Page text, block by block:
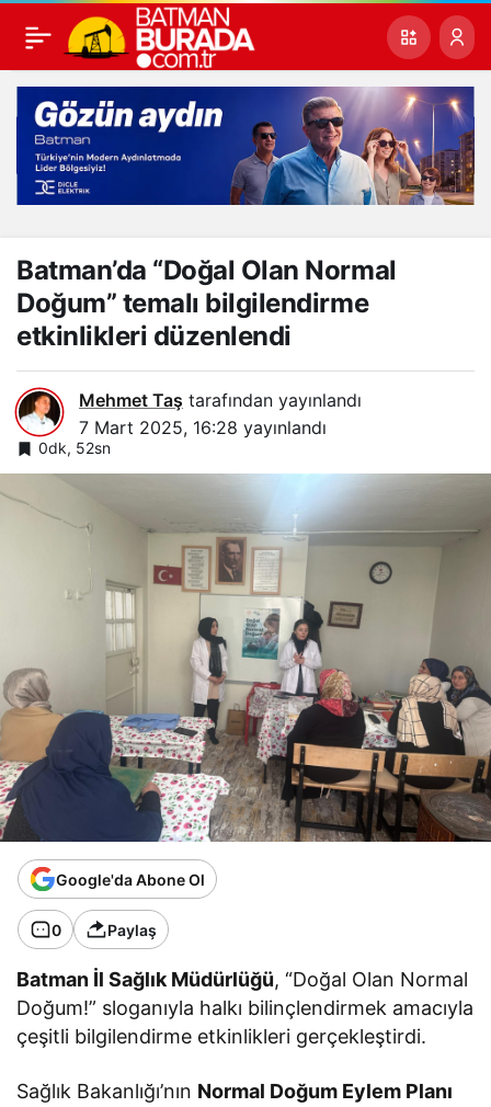
Batman’da “Doğal Olan Normal
Doğum” temalı bilgilendirme
etkinlikleri düzenlendi
Mehmet Taş tarafından yayınlandı
7 Mart 2025, 16:28 yayınlandı
0dk, 52sn
Google'da Abone Ol
0 Paylaş
Batman İl Sağlık Müdürlüğü, “Doğal Olan Normal
Doğum!” sloganıyla halkı bilinçlendirmek amacıyla
çeşitli bilgilendirme etkinlikleri gerçekleştirdi.
Sağlık Bakanlığı’nın Normal Doğum Eylem Planı